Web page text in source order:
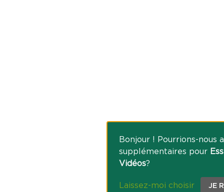
Bonjour ! Pourrions-nous
supplémentaires pour
Vidéos?
Laissez-moi choisir JE